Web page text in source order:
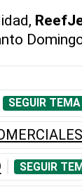
SEGUIR
SEGUIR